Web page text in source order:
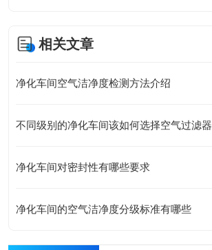
相关文章
净化车间空气洁净度检测方法介绍
不同级别的净化车间该如何选择空气过滤器
净化车间对密封性有哪些要求
净化车间的空气洁净度分级标准有哪些